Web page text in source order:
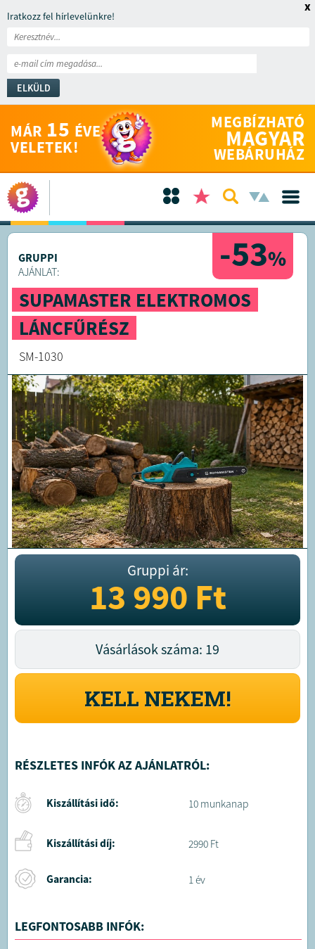
Iratkozz fel hírlevelünkre!
ELKÜLD
x
MÁR 15 ÉVE
VELETEK!
MEGBÍZHATÓ
MAGYAR
WEBÁRUHÁZ
-53%
GRUPPI
AJÁNLAT:
SUPAMASTER ELEKTROMOS
LÁNCFŰRÉSZ
SM-1030
Gruppi ár:
13 990Ft
Vásárlások száma: 19
KELL NEKEM!
RÉSZLETES INFÓK AZ AJÁNLATRÓL:
Kiszállítási idő: 10 munkanap
Kiszállítási díj: 2990 Ft
Garancia: 1 év
LEGFONTOSABB INFÓK: